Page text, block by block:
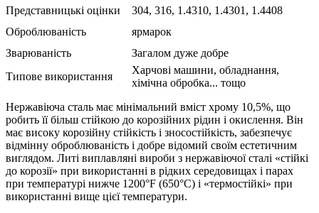
Представницькі оцінки
304, 316, 1.4310, 1.4301, 1.4408
Оброблюваність
ярмарок
Зварюваність
Загалом дуже добре
Типове використання
Харчові машини, обладнання,
хімічна обробка... тощо
Нержавіюча сталь має мінімальний вміст хрому 10,5%, що
робить її більш стійкою до корозійних рідин і окислення. Він
має високу корозійну стійкість і зносостійкість, забезпечує
відмінну оброблюваність і добре відомий своїм естетичним
виглядом. Литі виплавляні вироби з нержавіючої сталі «стійкі
до корозії» при використанні в рідких середовищах і парах
при температурі нижче 1200°F (650°C) і «термостійкі» при
використанні вище цієї температури.